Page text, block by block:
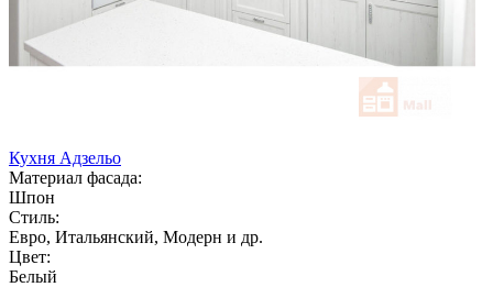
Кухня Адзельо
Материал фасада:
Шпон
Стиль:
Евро, Итальянский, Модерн и др.
Цвет:
Белый